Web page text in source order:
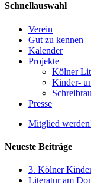
Schnellauswahl
Verein
Gut zu kennen
Kalender
Projekte
Kölner
Kinder-
Presse
Mitglied
Neueste Beiträge
3. Kölner
Literatur am